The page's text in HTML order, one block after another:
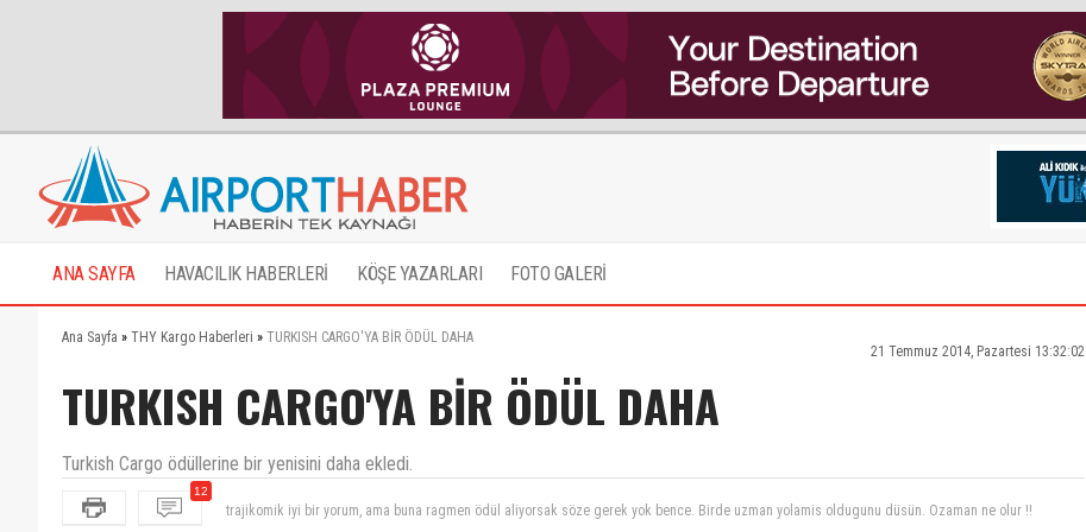
ANA SAYFA HAVACILIK HABERLERİ KÖŞE YAZARLARI FOTO GALERİ
Ana Sayfa » THY Kargo Haberleri » TURKISH CARGO'YA BİR ÖDÜL DAHA
21 Temmuz 2014, Pazartesi 13:32:02
TURKISH CARGO'YA BİR ÖDÜL DAHA
Turkish Cargo ödüllerine bir yenisini daha ekledi.
12
Ders almak gerekir, Sn. İnan, daha acısını gündemin alt sıralarına düşmesi ve alınacak önlemler vaadleriyle bir şekilde susmaları sağlanan